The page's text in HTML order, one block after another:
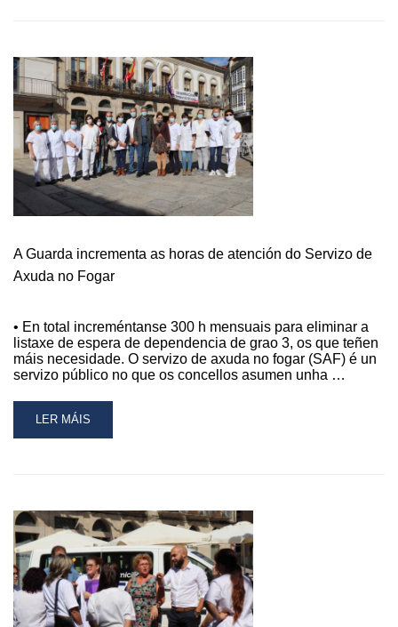
INICIO
DA
LICITACIÓN
DO
SERVIZO
DE
AXUDA
NO
NUN
EXTRAORDINARIO
A Guarda incrementa as horas de atención do Servizo de
Axuda no Fogar
• En total increméntanse 300 h mensuais para eliminar a
listaxe de espera de dependencia de grao 3, os que teñen
máis necesidade. O servizo de axuda no fogar (SAF) é un
servizo público no que os concellos asumen unha …
READ
MORE
INCREMENTA
AS
HORAS
DE
ATENCIÓN
DO
SERVIZO
LER MÁIS